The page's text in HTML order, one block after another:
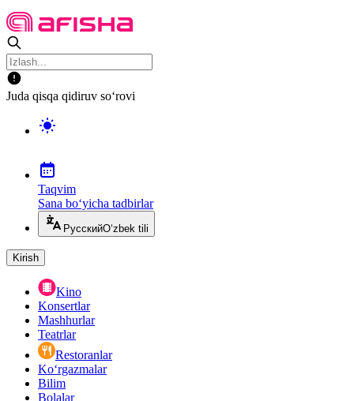
Juda qisqa qidiruv so‘rovi
Taqvim
Sana bo‘yicha tadbirlar
РусскийO‘zbek tili
Kirish
Kino
Konsertlar
Mashhurlar
Teatrlar
Restoranlar
Ko‘rgazmalar
Bilim
Bolalar